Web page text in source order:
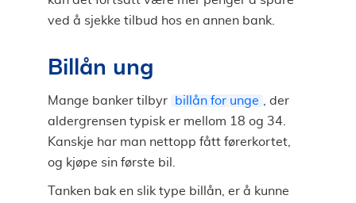
ved å sjekke tilbud hos en annen bank.
Billån ung
Mange banker tilbyr billån for unge
, der
aldergrensen typisk er mellom 18 og 34.
Kanskje har man nettopp fått førerkortet,
og kjøpe sin første bil.
Tanken bak en slik type billån, er å kunne